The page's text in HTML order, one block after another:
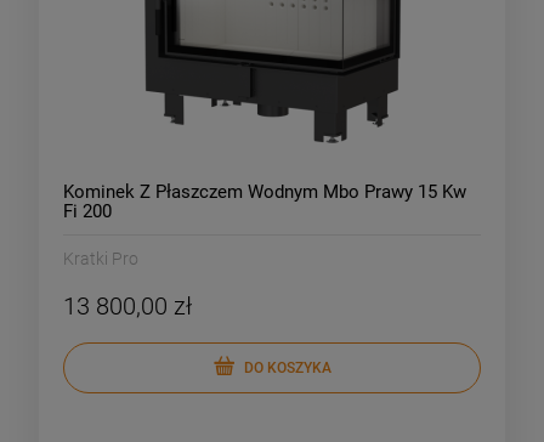
Kominek Z Płaszczem Wodnym Mbo Prawy 15 Kw
Fi 200
Kratki Pro
13 800,00 zł
DO KOSZYKA